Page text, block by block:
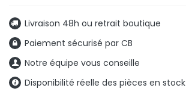
Livraison 48h ou retrait boutique
Paiement sécurisé par CB
Notre équipe vous conseille
Disponibilité réelle des pièces en stock